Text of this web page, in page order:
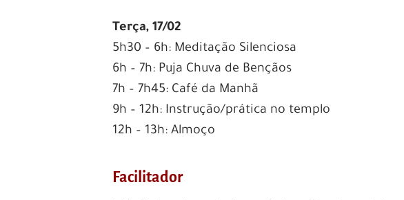
Terça, 17/02
5h30 – 6h: Meditação Silenciosa
6h – 7h: Puja Chuva de Bençãos
7h – 7h45: Café da Manhã
9h – 12h: Instrução/prática no templo
12h – 13h: Almoço
Facilitador